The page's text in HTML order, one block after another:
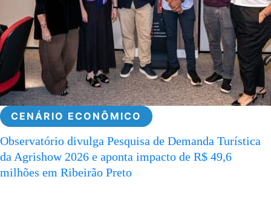
CENÁRIO ECONÔMICO
Observatório divulga Pesquisa de Demanda Turística
da Agrishow 2026 e aponta impacto de R$ 49,6
milhões em Ribeirão Preto